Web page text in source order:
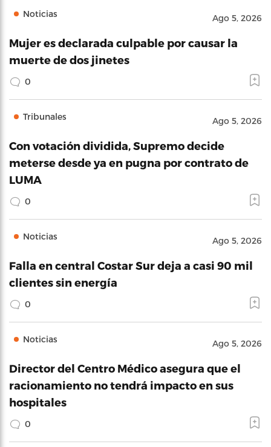
Noticias Ago 5, 2026
Mujer es declarada culpable por causar la
muerte de dos jinetes
0
Tribunales Ago 5, 2026
Con votación dividida, Supremo decide
meterse desde ya en pugna por contrato de
LUMA
0
Noticias Ago 5, 2026
Falla en central Costar Sur deja a casi 90 mil
clientes sin energía
0
Noticias Ago 5, 2026
Director del Centro Médico asegura que el
racionamiento no tendrá impacto en sus
hospitales
0